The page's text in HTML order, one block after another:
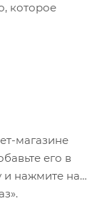
которое
для
магазине
его в
и нажмите на